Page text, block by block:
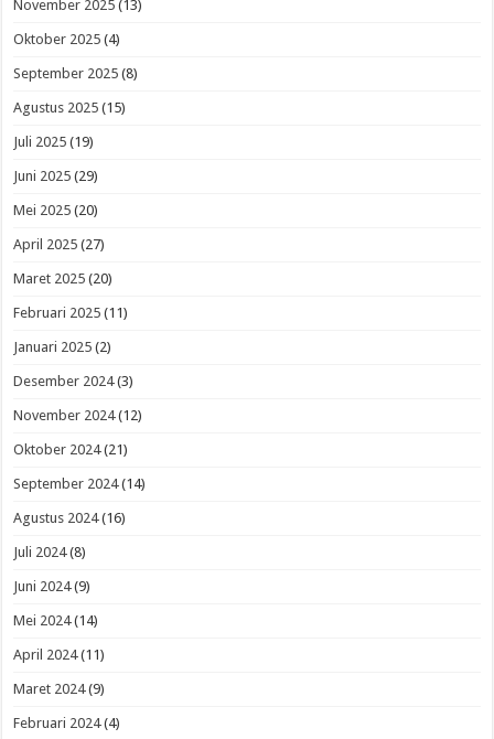
November 2025 (13)
Oktober 2025 (4)
September 2025 (8)
Agustus 2025 (15)
Juli 2025 (19)
Juni 2025 (29)
Mei 2025 (20)
April 2025 (27)
Maret 2025 (20)
Februari 2025 (11)
Januari 2025 (2)
Desember 2024(3)
November 2024(12)
Oktober 2024(21)
September 2024(14)
Agustus 2024(16)
Juli 2024(8)
Juni 2024(9)
Mei 2024(14)
April 2024(11)
Maret 2024(9)
Februari 2024(4)